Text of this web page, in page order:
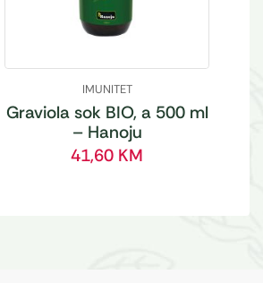
IMUNITET
Graviola sok BIO, a 500 ml
– Hanoju
41,60 KM